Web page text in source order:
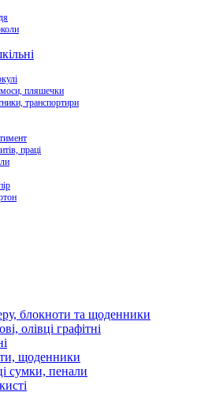
пляшечки
транспортири
праці
блокноти та щоденники
олівці графітні
щоденники
сумки, пенали